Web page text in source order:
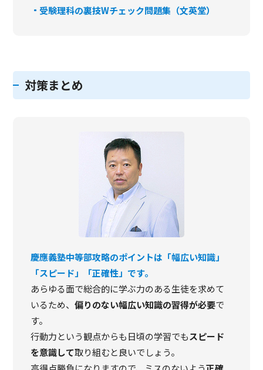
受験理科の裏技Wチェック問題集（文英堂）
対策まとめ
慶應義塾中等部攻略のポイントは「幅広い知識」
「スピード」「正確性」です。
あらゆる面で総合的に学ぶ力のある生徒を求めて
いるため、偏りのない幅広い知識の習得が必要で
す。
行動力という観点からも日頃の学習でもスピード
を意識して取り組むと良いでしょう。